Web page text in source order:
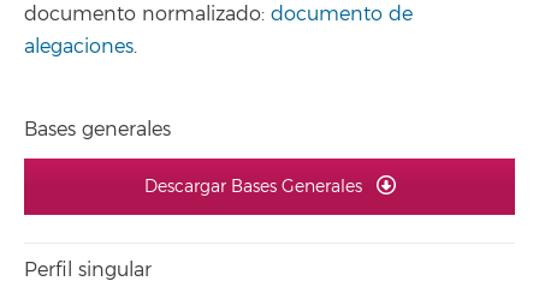
documento normalizado: documento de
alegaciones.
Bases generales
Descargar Bases Generales
Perfil singular